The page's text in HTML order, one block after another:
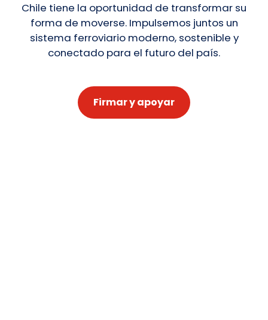
Chile tiene la oportunidad de transformar su
forma de moverse. Impulsemos juntos un
sistema ferroviario moderno, sostenible y
conectado para el futuro del país.
Firmar y apoyar